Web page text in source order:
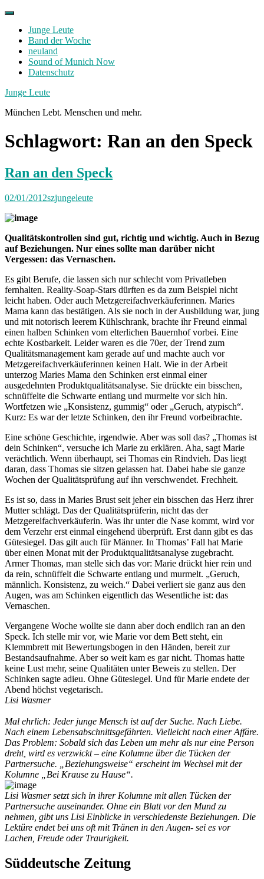
Skip
contentJunge Leute
Band der Woche
neuland
Sound of Munich Now
Datenschutz
Facebook
Twitter
Instagram
Junge Leute
München Lebt. Menschen und mehr.
Schlagwort: Ran an den Speck
Ran an den Speck
02/01/2012szjungeleute
Qualitätskontrollen sind gut, richtig und wichtig. Auch in Bezug
auf Beziehungen. Nur eines sollte man darüber nicht
Vergessen: das Vernaschen.
Es gibt Berufe, die lassen sich nur schlecht vom Privatleben
fernhalten. Reality-Soap-Stars dürften es da zum Beispiel nicht
leicht haben. Oder auch Metzgereifachverkäuferinnen. Maries
Mama kann das bestätigen. Als sie noch in der Ausbildung war, jung
und mit notorisch leerem Kühlschrank, brachte ihr Freund einmal
einen halben Schinken vom elterlichen Bauernhof vorbei. Eine
echte Kostbarkeit. Leider waren es die 70er, der Trend zum
Qualitätsmanagement kam gerade auf und machte auch vor
Metzgereifachverkäuferinnen keinen Halt. Wie in der Arbeit
unterzog Maries Mama den Schinken erst einmal einer
ausgedehnten Produktqualitätsanalyse. Sie drückte ein bisschen,
schnüffelte die Schwarte entlang und murmelte vor sich hin.
Wortfetzen wie „Konsistenz, gummig“ oder „Geruch, atypisch“.
Kurz: Es war der letzte Schinken, den ihr Freund vorbeibrachte.
Eine schöne Geschichte, irgendwie. Aber was soll das? „Thomas ist
dein Schinken“, versuche ich Marie zu erklären. Aha, sagt Marie
verächtlich. Wenn überhaupt, sei Thomas ein Rindvieh. Das liegt
daran, dass Thomas sie sitzen gelassen hat. Dabei habe sie ganze
Wochen der Qualitätsprüfung auf ihn verschwendet. Frechheit.
Es ist so, dass in Maries Brust seit jeher ein bisschen das Herz ihrer
Mutter schlägt. Das der Qualitätsprüferin, nicht das der
Metzgereifachverkäuferin. Was ihr unter die Nase kommt, wird vor
dem Verzehr erst einmal eingehend überprüft. Erst dann gibt es das
Gütesiegel. Das gilt auch für Männer. In Thomas’ Fall hat Marie
über einen Monat mit der Produktqualitätsanalyse zugebracht.
Armer Thomas, man stelle sich das vor: Marie drückt hier rein und
da rein, schnüffelt die Schwarte entlang und murmelt. „Geruch,
männlich. Konsistenz, zu weich.“ Dabei verliert sie ganz aus den
Augen, was am Schinken eigentlich das Wesentliche ist: das
Vernaschen.
Vergangene Woche wollte sie dann aber doch endlich ran an den
Speck. Ich stelle mir vor, wie Marie vor dem Bett steht, ein
Klemmbrett mit Bewertungsbogen in den Händen, bereit zur
Bestandsaufnahme. Aber so weit kam es gar nicht. Thomas hatte
keine Lust mehr, seine Qualitäten unter Beweis zu stellen. Der
Schinken sagte adieu. Ohne Gütesiegel. Und für Marie endete der
Abend höchst vegetarisch.
Lisi Wasmer
Mal ehrlich: Jeder junge Mensch ist auf der Suche. Nach Liebe.
Nach einem Lebensabschnittsgefährten. Vielleicht nach einer Affäre.
Das Problem: Sobald sich das Leben um mehr als nur eine Person
dreht, wird es verzwickt – eine Kolumne über die Tücken der
Partnersuche. „Beziehungsweise“ erscheint im Wechsel mit der
Kolumne „Bei Krause zu Hause“.
Lisi Wasmer setzt sich in ihrer Kolumne mit allen Tücken der
Partnersuche auseinander. Ohne ein Blatt vor den Mund zu
nehmen, gibt uns Lisi Einblicke in verschiedenste Beziehungen. Die
Lektüre endet bei uns oft mit Tränen in den Augen- sei es vor
Lachen, Freude oder Traurigkeit.
Süddeutsche Zeitung